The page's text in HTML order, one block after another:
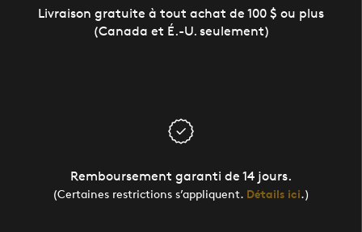
Livraison gratuite à tout achat de 100 $ ou plus
(Canada et É.-U. seulement)
Remboursement garanti de 14 jours.
(Certaines restrictions s’appliquent. Détails ici.)